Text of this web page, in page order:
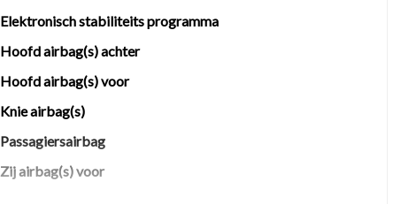
Elektronisch stabiliteits programma
Hoofd airbag(s) achter
Hoofd airbag(s) voor
Knie airbag(s)
Passagiersairbag
Zij airbag(s) voor